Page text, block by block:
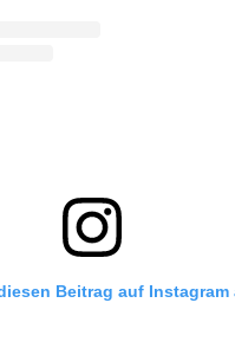
Beitrag auf Instagram